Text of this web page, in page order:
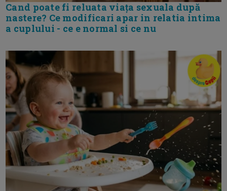
Cand poate fi reluata viața sexuala după
nastere? Ce modificari apar in relatia intima
a cuplului - ce e normal si ce nu